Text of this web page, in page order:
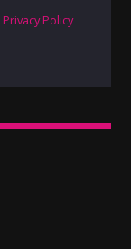
Privacy Policy